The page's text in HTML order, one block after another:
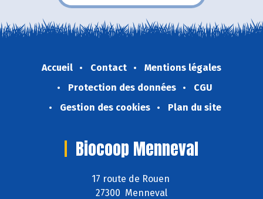
Accueil Contact
Mentions légales
Protection des données
CGU
Gestion des cookies
Plan du site
Biocoop Menneval
17 route de Rouen
27300 Menneval